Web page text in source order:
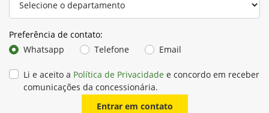
Preferência de contato:
Whatsapp
Telefone Email
Li e aceito a Política de Privacidade e concordo em receber
comunicações da concessionária.
Entrar em contato